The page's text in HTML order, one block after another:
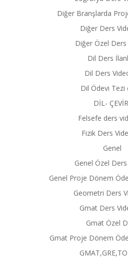
Diğer Branşlarda
Diğer Ders
Diğer Özel Ders
Dil Ders
Dil Ders
Dil Ödevi Tezi
DİL-
Felsefe ders
Fizik Ders
Genel
Genel Özel Ders
Genel Proje Dönem
Geometri Ders
Gmat Ders
Gmat Özel
Gmat Proje Dönem